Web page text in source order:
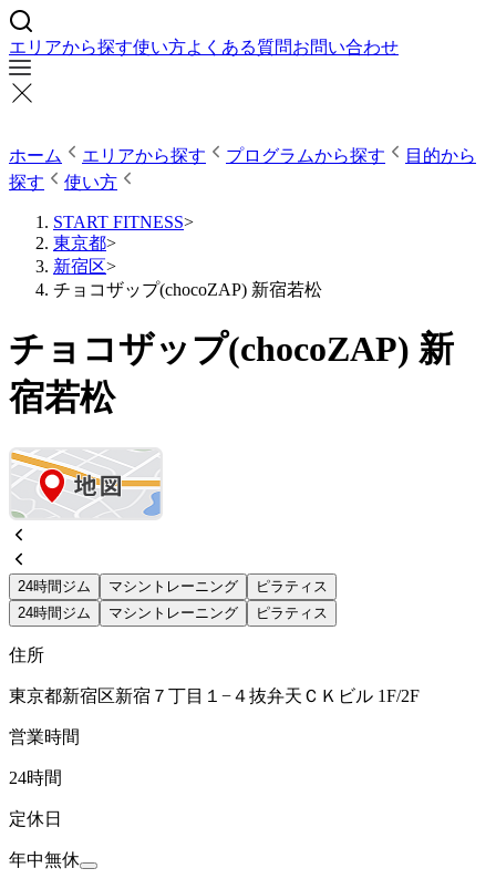
エリアから探す使い方よくある質問お問い合わせ
ホーム エリアから探す プログラムから探す
目的から
探す
使い方
START FITNESS>
東京都>
新宿区>
チョコザップ(chocoZAP) 新宿若松
チョコザップ(chocoZAP) 新
宿若松
24時間ジム マシントレーニング
ピラティス
24時間ジム
マシントレーニング ピラティス
住所
東京都新宿区新宿７丁目１−４抜弁天ＣＫビル 1F/2F
営業時間
24時間
定休日
年中無休